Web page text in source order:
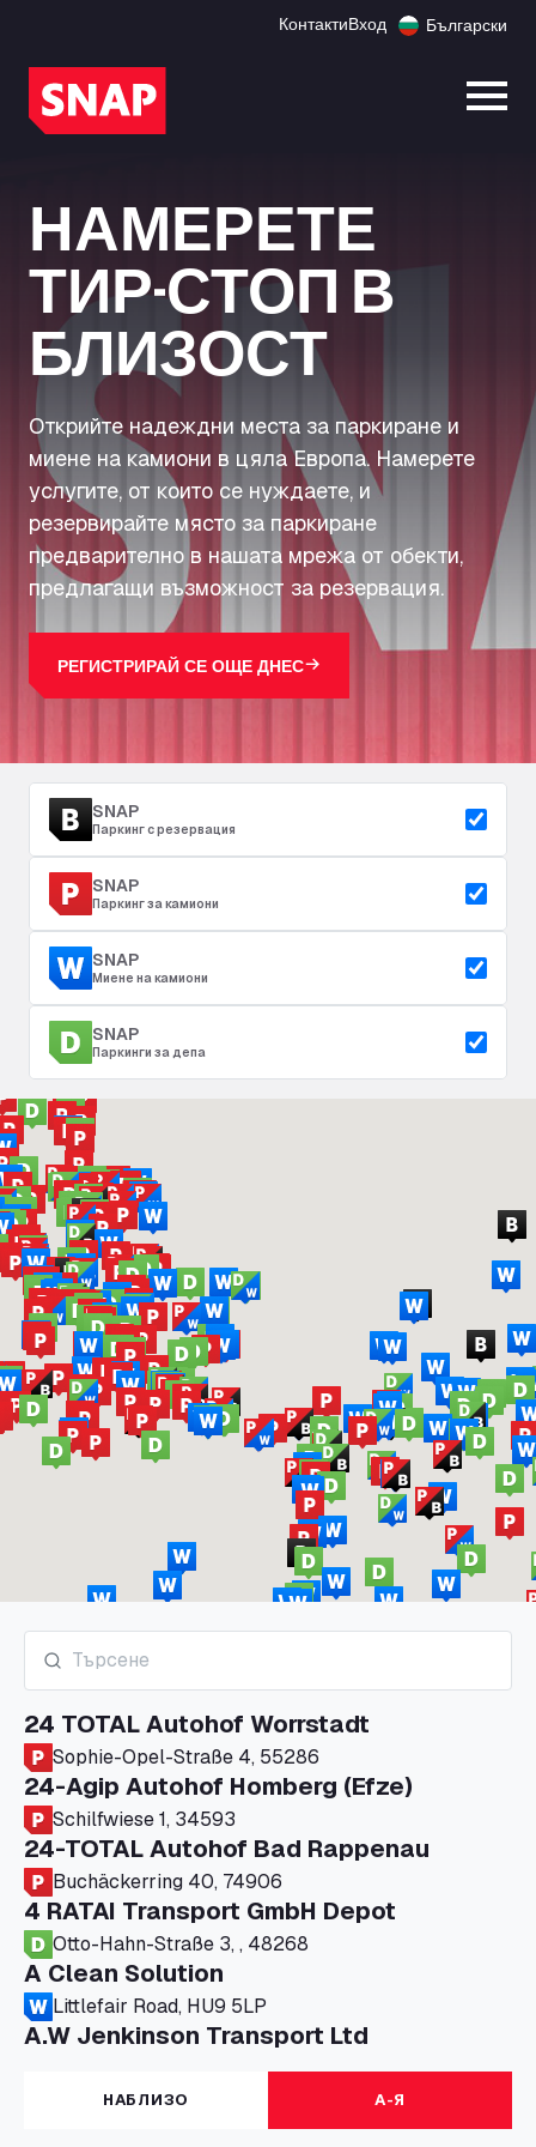
КонтактиВход Български
НАМЕРЕТЕ
ТИР-СТОП В
БЛИЗОСТ
Открийте надеждни места за паркиране и
миене на камиони в цяла Европа. Намерете
услугите, от които се нуждаете, и
резервирайте място за паркиране
предварително в нашата мрежа от обекти,
предлагащи възможност за резервация.
РЕГИСТРИРАЙ СЕ ОЩЕ ДНЕС
SNAP
Паркинг с резервация
SNAP
Паркинг за камиони
SNAP
Миене на камиони
SNAP
Паркинги за депа
24 TOTAL Autohof Worrstadt
Sophie-Opel-Straße 4, 55286
24-Agip Autohof Homberg (Efze)
Schilfwiese 1, 34593
24-TOTAL Autohof Bad Rappenau
Buchäckerring 40, 74906
4 RATAI Transport GmbH Depot
Otto-Hahn-Straße 3, , 48268
A Clean Solution
Littlefair Road, HU9 5LP
A.W Jenkinson Transport Ltd
Progress House, ME11 5GA
A+G Nettetal - Depot Parking
Am Panneschopp 7, 41334
НАБЛИЗО А-Я